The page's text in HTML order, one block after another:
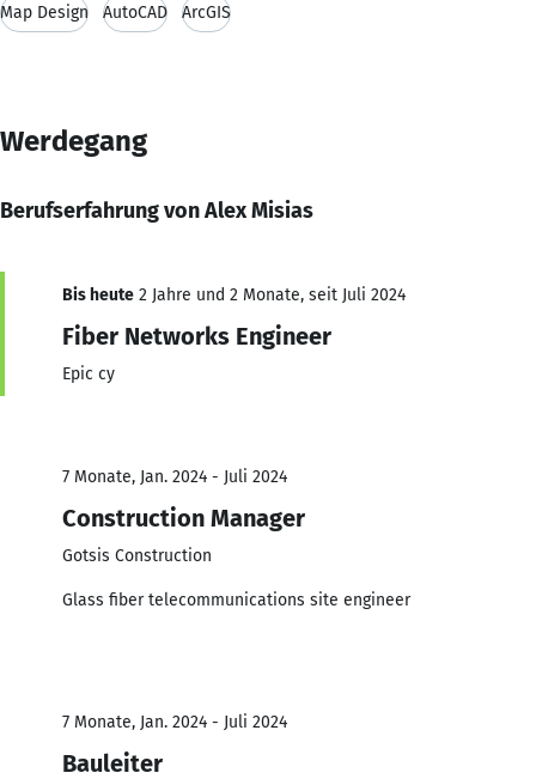
Map Design AutoCAD ArcGIS
Werdegang
Berufserfahrung von Alex Misias
Bis heute 2 Jahre und 2 Monate, seit Juli 2024
Fiber Networks Engineer
Epic cy
7 Monate, Jan. 2024 - Juli 2024
Construction Manager
Gotsis Construction
Glass fiber telecommunications site engineer
7 Monate, Jan. 2024 - Juli 2024
Bauleiter